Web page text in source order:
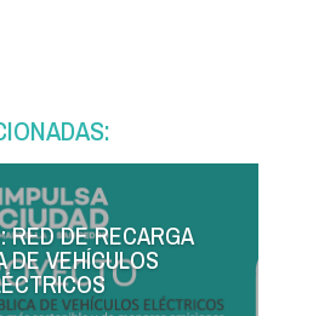
RED DE RECARGA
DE VEHÍCULOS